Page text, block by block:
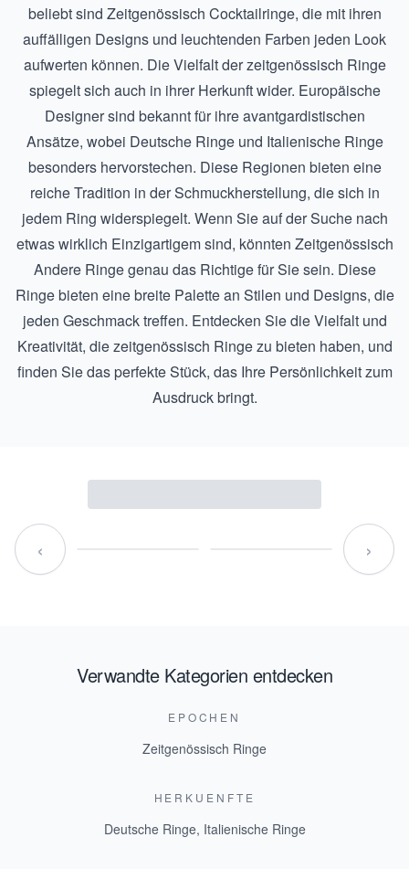
beliebt sind Zeitgenössisch Cocktailringe, die mit ihren
auffälligen Designs und leuchtenden Farben jeden Look
aufwerten können. Die Vielfalt der zeitgenössisch Ringe
spiegelt sich auch in ihrer Herkunft wider. Europäische
Designer sind bekannt für ihre avantgardistischen
Ansätze, wobei Deutsche Ringeund Italienische Ringe
besonders hervorstechen. Diese Regionen bieten eine
reiche Tradition in der Schmuckherstellung, die sich in
jedem Ring widerspiegelt. Wenn Sie auf der Suche nach
etwas wirklich Einzigartigem sind, könnten Zeitgenössisch
Andere Ringegenau das Richtige für Sie sein. Diese
Ringe bieten eine breite Palette an Stilen und Designs, die
jeden Geschmack treffen. Entdecken Sie die Vielfalt und
Kreativität, die zeitgenössisch Ringe zu bieten haben, und
finden Sie das perfekte Stück, das Ihre Persönlichkeit zum
Ausdruck bringt.
‹ ›
Verwandte Kategorien entdecken
EPOCHEN
Zeitgenössisch Ringe
HERKUENFTE
Deutsche Ringe, Italienische Ringe